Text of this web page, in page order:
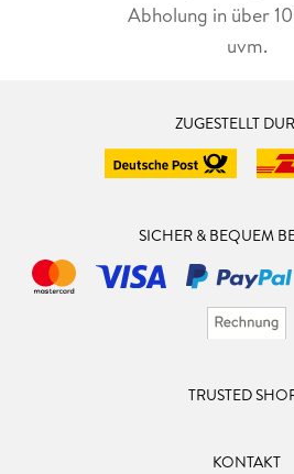
Abholung in über
uvm.
ZUGESTELLT
SICHER & BEQUEM
TRUSTED
KONTAKT